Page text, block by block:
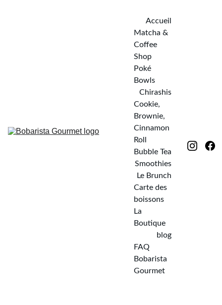
Accueil
Matcha &
Coffee
Shop
Poké
Bowls
Chirashis
Cookie,
Brownie,
Cinnamon
Roll
Bubble Tea
Smoothies
Le Brunch
Carte des
boissons
La
Boutique
blog
FAQ
Bobarista
Gourmet